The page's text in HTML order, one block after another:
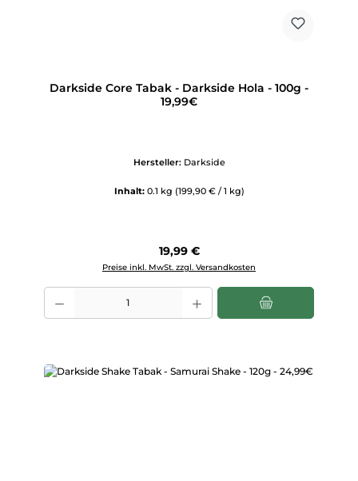
Darkside Core Tabak - Darkside Hola - 100g -
19,99€
Hersteller: Darkside
Inhalt: 0.1 kg (199,90 € / 1 kg)
Regulärer Preis:
19,99 €
Preise inkl. MwSt. zzgl. Versandkosten
Produkt Anzahl: Gib den gewünschten Wert ein oder benutze die